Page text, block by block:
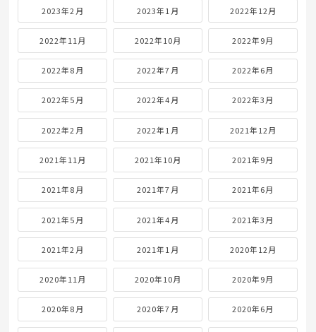
2023年2月 2023年1月 2022年12月
2022年11月 2022年10月 2022年9月
2022年8月 2022年7月 2022年6月
2022年5月 2022年4月 2022年3月
2022年2月 2022年1月 2021年12月
2021年11月 2021年10月 2021年9月
2021年8月 2021年7月 2021年6月
2021年5月 2021年4月 2021年3月
2021年2月 2021年1月 2020年12月
2020年11月 2020年10月 2020年9月
2020年8月 2020年7月 2020年6月